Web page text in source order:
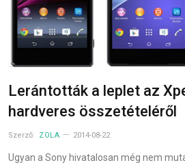
Lerántották a leplet az
hardveres összetételéről
Szerző: ZOLA 2014-08-22
Ugyan a Sony hivatalosan még nem